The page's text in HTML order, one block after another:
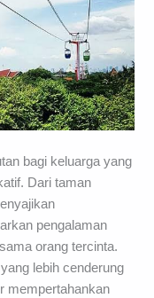
bagi keluarga yang
Dari taman
pengalaman
orang tercinta.
lebih cenderung
mempertahankan